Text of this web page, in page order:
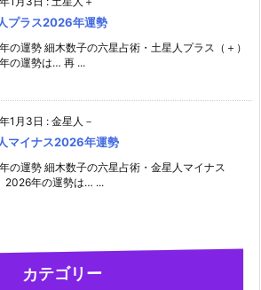
プラス2026年運勢
の運勢 細木数子の六星占術・土星人プラス（＋）
の運勢は… 再 ...
1月3日 : 金星人－
マイナス2026年運勢
の運勢 細木数子の六星占術・金星人マイナス
2026年の運勢は… ...
カテゴリー